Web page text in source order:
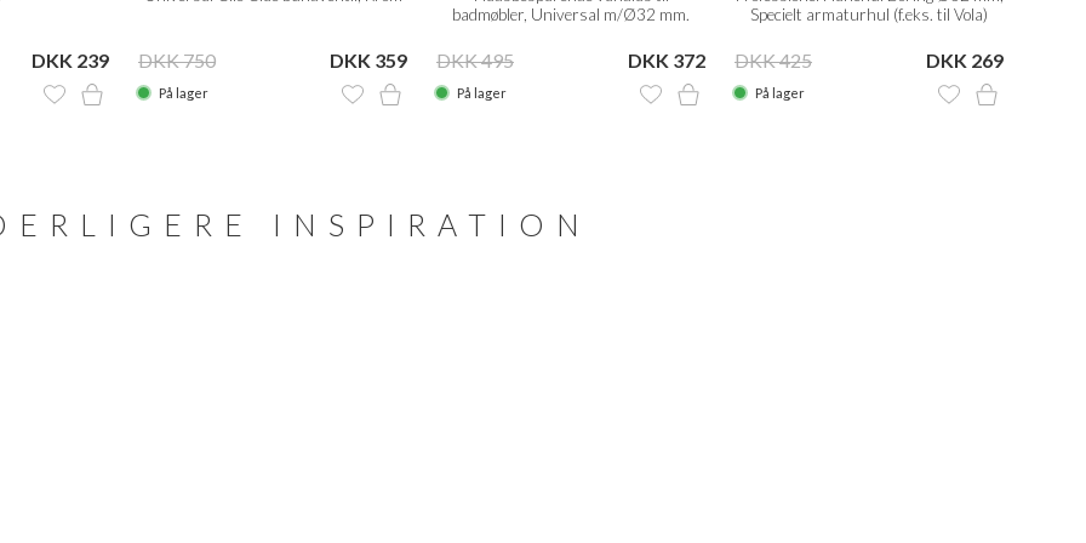
DKK 239 DKK 750 DKK 359
På lager
badmøbler, Universal m/Ø32 mm.
DKK 495 DKK 372
På lager
Specielt armaturhul (f.eks. til Vola)
DKK 425 DKK 269
På lager
INSPIRATION